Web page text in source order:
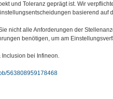
und Toleranz geprägt ist. Wir
basierend auf
nicht alle Anforderungen der
benötigen, um am
Inclusion bei Infineon.
563808959178468